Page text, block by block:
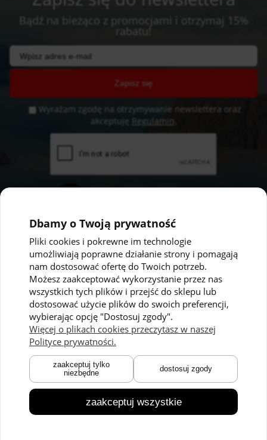
Bądź na bieżąco z promocjami i otrzymaj 15%
rabatu!
Zapisz się
Wyrażam zgodę na otrzymywanie newslettera oraz
akceptuję Regulamin
Pomoc
Polityka prywatności
Regulaminy
Kontakt
Moje konto
Twoje zamówienia
Ustawienia konta
Przechowalnia
Płatności i dostawa
Zwroty i reklamacje
O nas
O marce
Technologie
Blog
Dbamy o Twoją prywatność
Pliki cookies i pokrewne im technologie
umożliwiają poprawne działanie strony i pomagają
nam dostosować ofertę do Twoich potrzeb.
Możesz zaakceptować wykorzystanie przez nas
wszystkich tych plików i przejść do sklepu lub
dostosować użycie plików do swoich preferencji,
wybierając opcję "Dostosuj zgody".
Więcej o plikach cookies przeczytasz w naszej
Polityce prywatności.
zaakceptuj tylko
niezbędne
dostosuj zgody
zaakceptuj wszystkie